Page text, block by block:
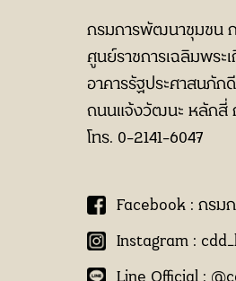
กรมการพัฒนาชุมชน
ศูนย์ราชการเฉลิมพระ
อาคารรัฐประศาสนภัก
ถนนแจ้งวัฒนะ หลักสี่
โทร. 0-2141-6047
Facebook : กร
Instagram :